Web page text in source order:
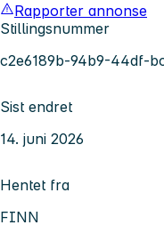
Rapporter annonse
Stillingsnummer
c2e6189b-94b9-44df-
Sist endret
14. juni 2026
Hentet fra
FINN